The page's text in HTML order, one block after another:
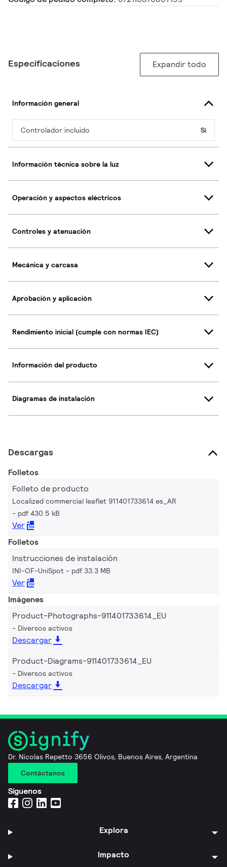
Especificaciones Expandir todo
Información general
Controlador incluido Sí
Información técnica sobre la luz
Operación y aspectos eléctricos
Controles y atenuación
Mecánica y carcasa
Aprobación y aplicación
Rendimiento inicial (cumple con normas IEC)
Información del producto
Diagramas de instalación
Descargas
Folletos
Folleto de producto
Localized commercial leaflet 911401733614 es_AR
pdf 430.5 kB
Ver
Folletos
Instrucciones de instalación
INI-OF-UniSpot pdf 33.3 MB
Ver
Imágenes
Product-Photographs-911401733614_EU
Diversos activos
Descargar
Product-Diagrams-911401733614_EU
Diversos activos
Descargar
Dr. Nicolas Repetto 3656 Olivos, Buenos Aires, Argentina
Contáctanos
Síguenos
Explora
Impacto